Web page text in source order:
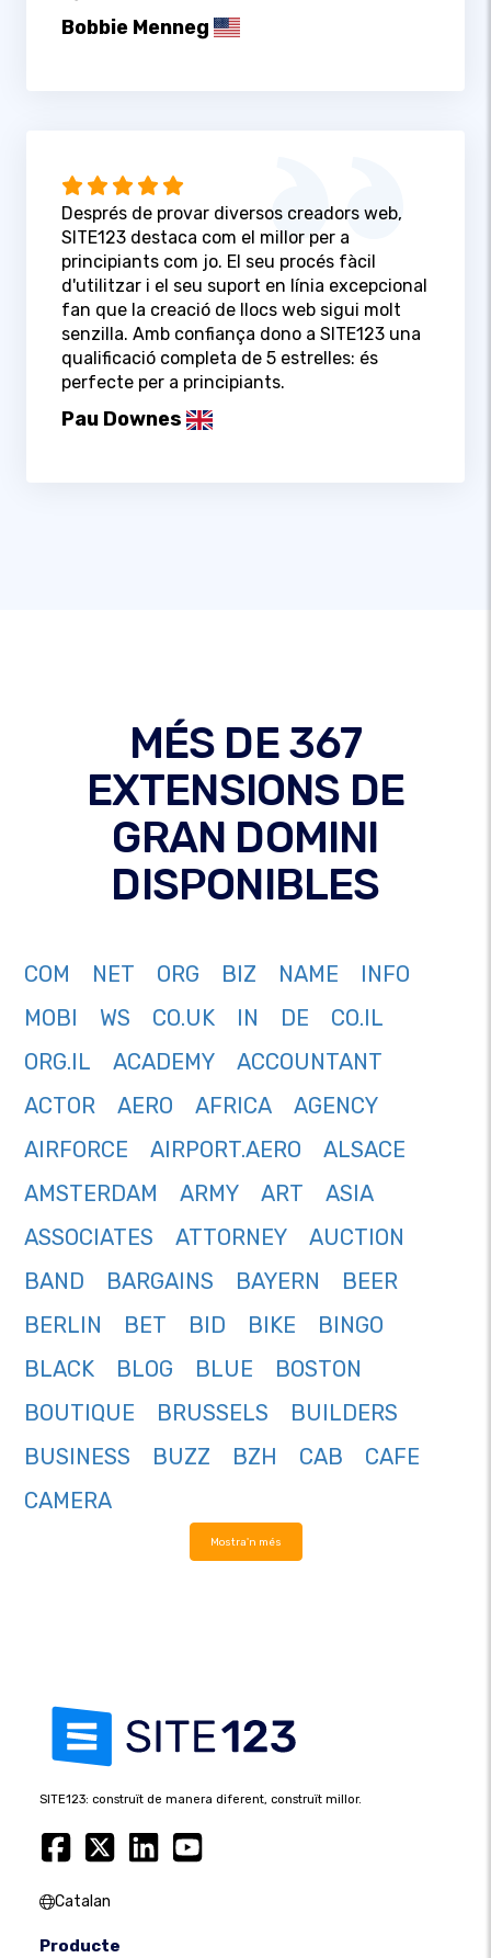
Bobbie Menneg
Després de provar diversos creadors web,
SITE123 destaca com el millor per a
principiants com jo. El seu procés fàcil
d'utilitzar i el seu suport en línia excepcional
fan que la creació de llocs web sigui molt
senzilla. Amb confiança dono a SITE123 una
qualificació completa de 5 estrelles: és
perfecte per a principiants.
Pau Downes
MÉS DE 367
EXTENSIONS DE
GRAN DOMINI
DISPONIBLES
COM NET ORG BIZ NAME
INFO
MOBI
WS CO.UK IN DE
CO.IL
ORG.IL
ACADEMY
ACCOUNTANT
ACTOR
AERO AFRICA
AGENCY
AIRFORCE
AIRPORT.AERO
ALSACE
AMSTERDAM
ARMY ART
ASIA
ASSOCIATES
ATTORNEY
AUCTION
BAND
BARGAINS BAYERN
BEER
BERLIN
BET BID BIKE
BINGO
BLACK
BLOG BLUE
BOSTON
BOUTIQUE
BRUSSELS
BUILDERS
BUSINESS
BUZZ BZH CAB
CAFE
CAMERA
Mostra'n més
SITE123: construït de manera diferent, construït millor.
Catalan
Producte